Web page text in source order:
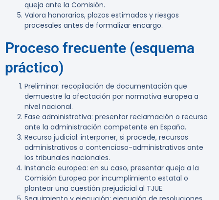
queja ante la Comisión.
Valora honorarios, plazos estimados y riesgos
procesales antes de formalizar encargo.
Proceso frecuente (esquema
práctico)
Preliminar: recopilación de documentación que
demuestre la afectación por normativa europea a
nivel nacional.
Fase administrativa: presentar reclamación o recurso
ante la administración competente en España.
Recurso judicial: interponer, si procede, recursos
administrativos o contencioso-administrativos ante
los tribunales nacionales.
Instancia europea: en su caso, presentar queja a la
Comisión Europea por incumplimiento estatal o
plantear una cuestión prejudicial al TJUE.